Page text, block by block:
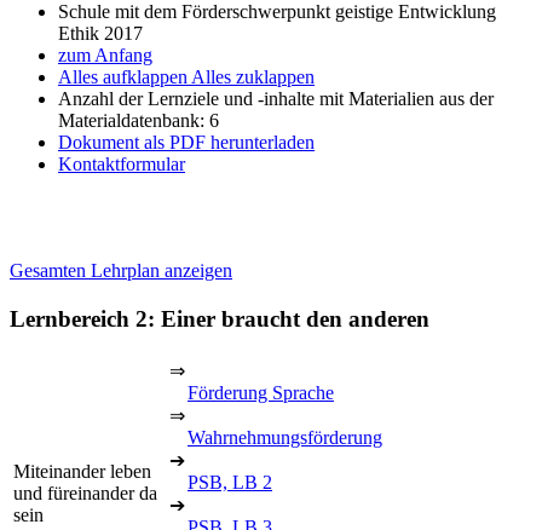
Schule mit dem Förderschwerpunkt geistige Entwicklung
Ethik 2017
zum Anfang
Alles aufklappen Alles zuklappen
Anzahl der Lernziele und -inhalte mit Materialien aus der
Materialdatenbank: 6
Dokument als PDF herunterladen
Kontaktformular
Gesamten Lehrplan anzeigen
Lernbereich 2: Einer braucht den anderen
Miteinander leben
und füreinander da
sein
⇒
Förderung Sprache
⇒
Wahrnehmungsförderung
➔
PSB, LB 2
➔